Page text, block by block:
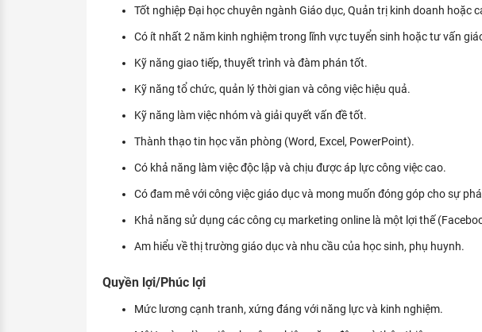
Tốt nghiệp Đại học chuyên ngành Giáo dục, Quản trị kinh doanh hoặc
Có ít nhất 2 năm kinh nghiệm trong lĩnh vực tuyển sinh hoặc tư vấn
Kỹ năng giao tiếp, thuyết trình và đàm phán tốt.
Kỹ năng tổ chức, quản lý thời gian và công việc hiệu quả.
Kỹ năng làm việc nhóm và giải quyết vấn đề tốt.
Thành thạo tin học văn phòng (Word, Excel, PowerPoint).
Có khả năng làm việc độc lập và chịu được áp lực công việc cao.
Có đam mê với công việc giáo dục và mong muốn đóng góp cho sự
Khả năng sử dụng các công cụ marketing online là một lợi thế
Am hiểu về thị trường giáo dục và nhu cầu của học sinh, phụ huynh.
Quyền lợi/Phúc lợi
Mức lương cạnh tranh, xứng đáng với năng lực và kinh nghiệm.